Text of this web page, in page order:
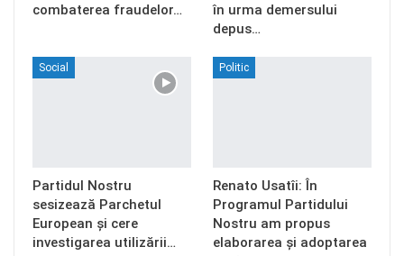
combaterea fraudelor…
în urma demersului
depus…
Social
Partidul Nostru
sesizează Parchetul
European și cere
investigarea utilizării…
Politic
Renato Usatîi: În
Programul Partidului
Nostru am propus
elaborarea și adoptarea